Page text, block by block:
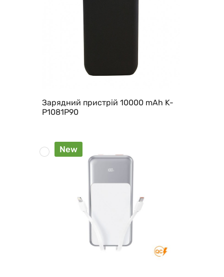
Зарядний пристрій 10000 mAh K-
P1081P90
New